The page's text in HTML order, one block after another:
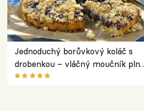
Jednoduchý borůvkový koláč s
drobenkou – vláčný moučník plný
ovoce